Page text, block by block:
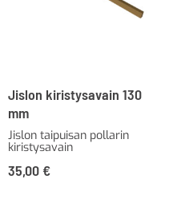
Jislon kiristysavain 130
mm
Jislon taipuisan pollarin
kiristysavain
35,00 €